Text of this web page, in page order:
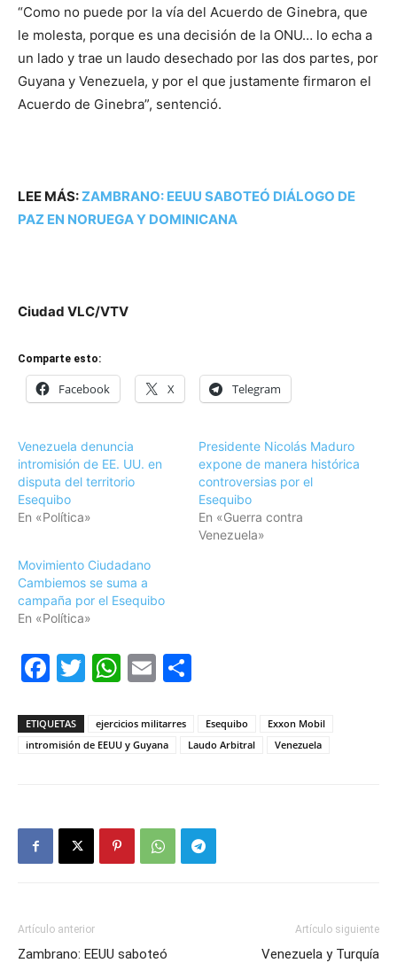
“Como no puede por la vía del Acuerdo de Ginebra, que
le molesta, porque es una decisión de la ONU… lo echa a
un lado y trae un laudo desechado por las dos partes, por
Guyana y Venezuela, y por el que justamente firmaron el
Acuerdo de Ginebra”, sentenció.
LEE MÁS:ZAMBRANO: EEUU SABOTEÓ DIÁLOGO DE
PAZ EN NORUEGA Y DOMINICANA
Ciudad VLC/VTV
Comparte esto:
Facebook X Telegram
Venezuela denuncia
intromisión de EE. UU. en
disputa del territorio
Esequibo
En «Política»
Presidente Nicolás Maduro
expone de manera histórica
controversias por el
Esequibo
En «Guerra contra
Venezuela»
Movimiento Ciudadano
Cambiemos se suma a
campaña por el Esequibo
En «Política»
Facebook
Twitter
WhatsApp
Email
ETIQUETAS ejercicios militarres Esequibo
Exxon Mobil
intromisión de EEUU y Guyana
Laudo Arbitral Venezuela
Artículo anterior
Zambrano: EEUU saboteó
Artículo siguiente
Venezuela y Turquía